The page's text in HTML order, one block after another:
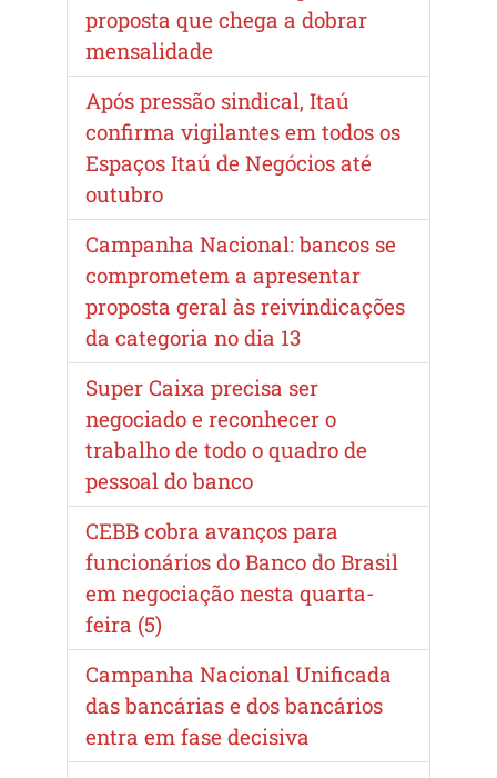
proposta que chega a dobrar
mensalidade
Após pressão sindical, Itaú
confirma vigilantes em todos os
Espaços Itaú de Negócios até
outubro
Campanha Nacional: bancos se
comprometem a apresentar
proposta geral às reivindicações
da categoria no dia 13
Super Caixa precisa ser
negociado e reconhecer o
trabalho de todo o quadro de
pessoal do banco
CEBB cobra avanços para
funcionários do Banco do Brasil
em negociação nesta quarta-
feira (5)
Campanha Nacional Unificada
das bancárias e dos bancários
entra em fase decisiva